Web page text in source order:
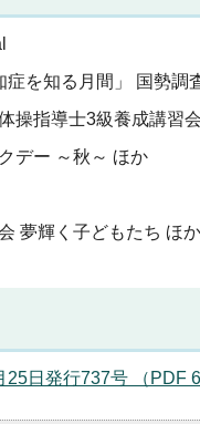
症を知る月間」 国勢調
操指導士3級養成講習
デー ～秋～ ほか
夢輝く子どもたち ほか
日発行737号 （PDF